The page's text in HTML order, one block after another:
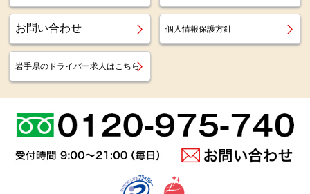
お問い合わせ 個人情報保護方針
岩手県のドライバー求人はこちら